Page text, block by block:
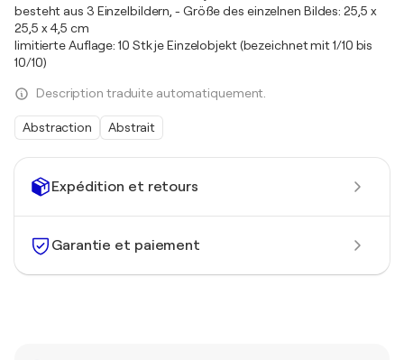
Expédition et retours
Garantie et paiement
besteht aus 3 Einzelbildern, - Größe des einzelnen Bildes: 25,5 x
25,5 x 4,5 cm
limitierte Auflage: 10 Stk je Einzelobjekt (bezeichnet mit 1/10 bis
10/10)
Description traduite automatiquement.
Abstraction Abstrait